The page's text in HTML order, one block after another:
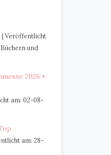
Veröffentlicht
und
2026 •
am: 02-08-
am: 28-